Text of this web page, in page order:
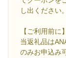
し出ください。
【ご利用前に】
当返礼品は
のみお申込み